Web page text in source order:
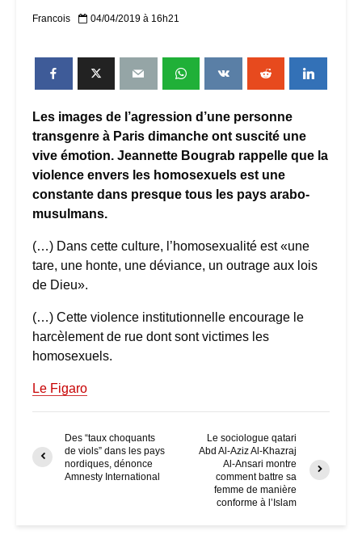
Francois 04/04/2019 à 16h21
Les images de l’agression d’une personne
transgenre à Paris dimanche ont suscité une
vive émotion. Jeannette Bougrab rappelle que la
violence envers les homosexuels est une
constante dans presque tous les pays arabo-
musulmans.
(…) Dans cette culture, l’homosexualité est «une
tare, une honte, une déviance, un outrage aux lois
de Dieu».
(…) Cette violence institutionnelle encourage le
harcèlement de rue dont sont victimes les
homosexuels.
Le Figaro
Des “taux choquants
de viols” dans les pays
nordiques, dénonce
Amnesty International
Le sociologue qatari
Abd Al-Aziz Al-Khazraj
Al-Ansari montre
comment battre sa
femme de manière
conforme à l’Islam